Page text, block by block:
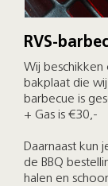
RVS-
Wij beschikken
bakplaat die
barbecue is
+ Gas is €30,-
Daarnaast kun
de BBQ
halen en